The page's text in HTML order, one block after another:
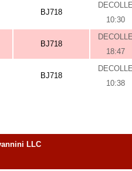
BJ718
DECOLLE
10:30
BJ718
DECOLLE
18:47
BJ718
DECOLLE
10:38
LLC